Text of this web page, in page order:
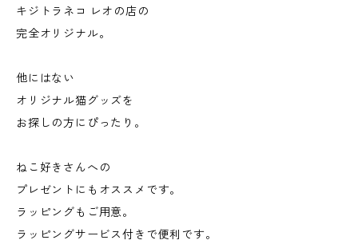
キジトラネコ レオの店の
完全オリジナル。
他にはない
オリジナル猫グッズを
お探しの方にぴったり。
ねこ好きさんへの
プレゼントにもオススメです。
ラッピングもご用意。
ラッピングサービス付きで便利です。